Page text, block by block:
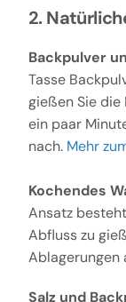
2.
Backpulver
Tasse
gießen Sie die
ein paar
nach. Mehr
Kochendes
Ansatz
Abfluss zu
Ablagerungen
Salz und